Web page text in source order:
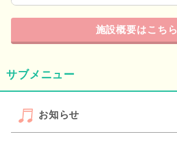
施設概要はこちら
サブメニュー
お知らせ